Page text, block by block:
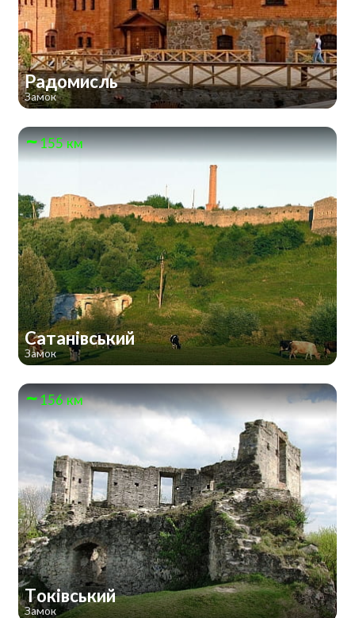
Радомисль
Замок
155 км
Сатанівський
Замок
156 км
Токівський
Замок